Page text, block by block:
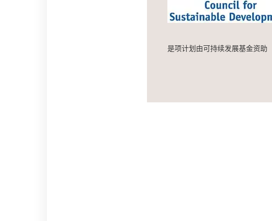
是项计划由可持续发展基金资助